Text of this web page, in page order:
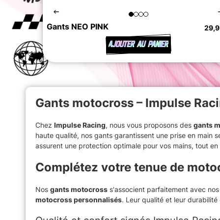
Gants NEO PINK
AJOUTER AU PANIER
Gants motocross – Impulse
Chez Impulse Racing, nous vous proposons des gants
haute qualité, nos gants garantissent une prise en main
assurent une protection optimale pour vos mains, tout
Complétez votre tenue de
Nos gants motocross s'associent parfaitement avec
motocross personnalisés. Leur qualité et leur